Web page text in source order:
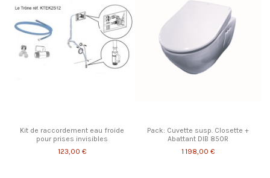
Kit de raccordement eau froide
pour prises invisibles
123,00 €
Pack: Cuvette susp. Closette +
Abattant DIB 850R
1 198,00 €